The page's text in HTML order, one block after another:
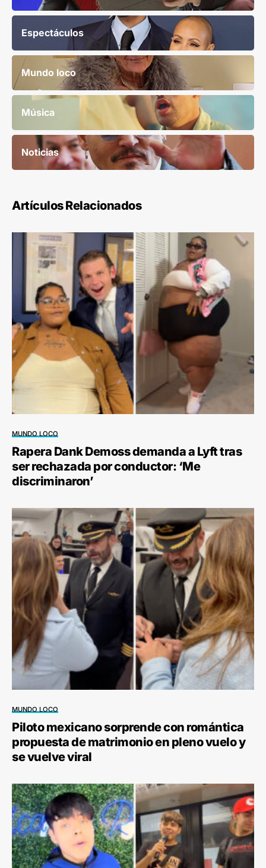
Espectáculos
Mundo loco
Música
Noticias
Artículos Relacionados
MUNDO LOCO
Rapera Dank Demoss demanda a Lyft tras
ser rechazada por conductor: ‘Me
discriminaron’
MUNDO LOCO
Piloto mexicano sorprende con romántica
propuesta de matrimonio en pleno vuelo y
se vuelve viral